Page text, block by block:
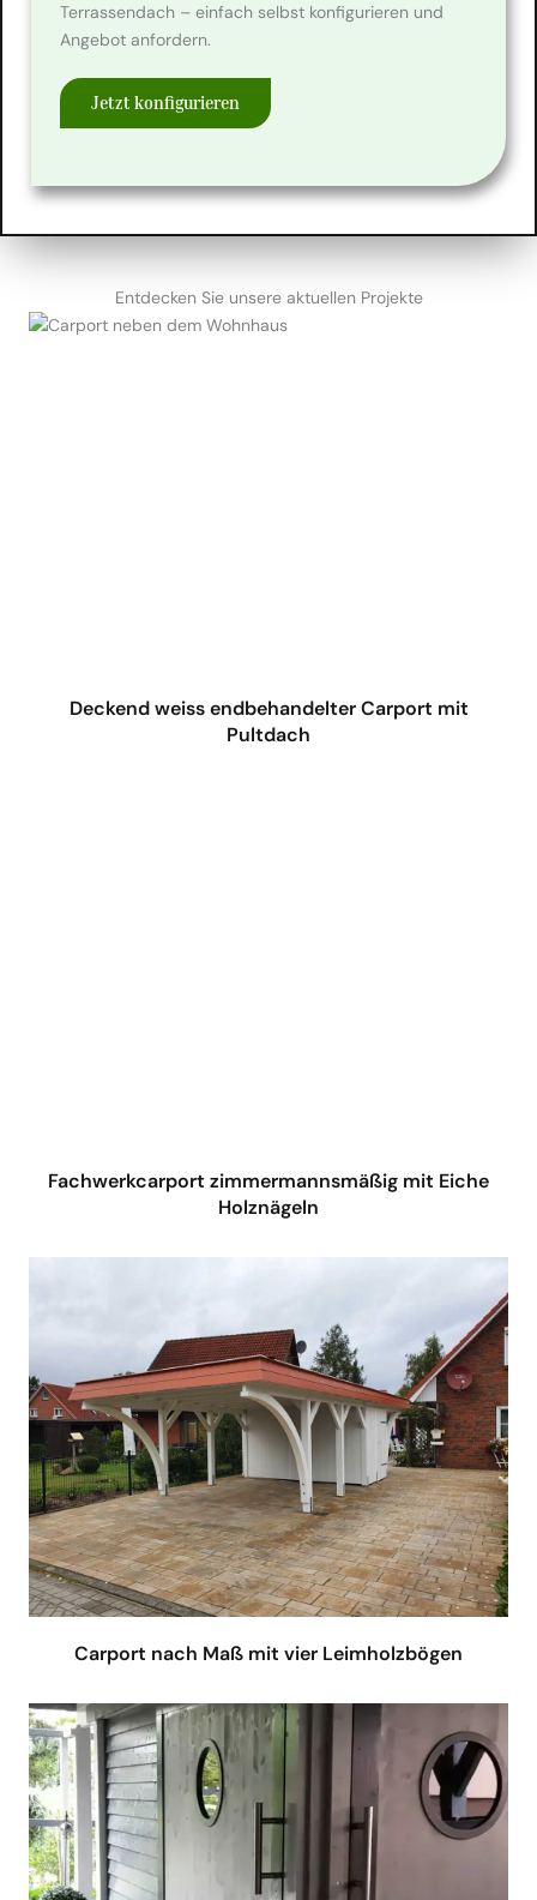
Terrassendach – einfach selbst konfigurieren und
Angebot anfordern.
Jetzt konfigurieren
Entdecken Sie unsere aktuellen Projekte
Deckend weiss endbehandelter Carport mit
Pultdach
Fachwerkcarport zimmermannsmäßig mit Eiche
Holznägeln
Carport nach Maß mit vier Leimholzbögen